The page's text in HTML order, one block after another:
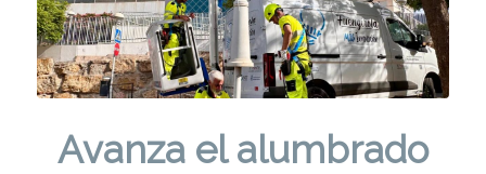
Avanza el alumbrado